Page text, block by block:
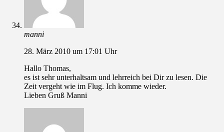
manni
28. März 2010 um 17:01 Uhr
Hallo Thomas,
es ist sehr unterhaltsam und lehrreich bei Dir zu lesen. Die
Zeit vergeht wie im Flug. Ich komme wieder.
Lieben Gruß Manni